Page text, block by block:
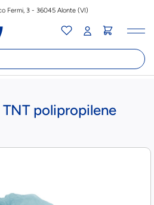
Fermi, 3 - 36045 Alonte (VI)
polipropilene